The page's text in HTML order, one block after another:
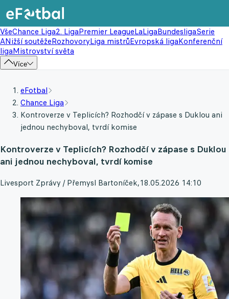
VšeChance Liga2. LigaPremier LeagueLaLigaBundesligaSerie
ANižší soutěžeRozhovoryLiga mistrůEvropská ligaKonferenční
ligaMistrovství světa
Více
eFotbal
Chance Liga
Kontroverze v Teplicích? Rozhodčí v zápase s Duklou ani
jednou nechyboval, tvrdí komise
Kontroverze v Teplicích? Rozhodčí v zápase s Duklou
ani jednou nechyboval, tvrdí komise
Livesport Zprávy / Přemysl Bartoníček,18.05.2026 14:10